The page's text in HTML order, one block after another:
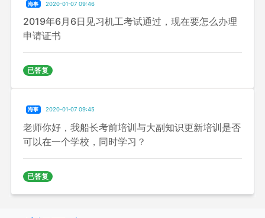
海事 2020-01-07 09:46
2019年6月6日见习机工考试通过，现在要怎么办理
申请证书
已答复
海事 2020-01-07 09:45
老师你好，我船长考前培训与大副知识更新培训是否
可以在一个学校，同时学习？
已答复